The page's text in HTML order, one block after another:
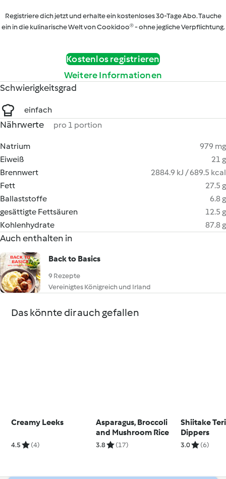
Registriere dich jetzt und erhalte ein kostenloses 30-Tage Abo. Tauche
ein in die kulinarische Welt von Cookidoo® - ohne jegliche Verpflichtung.
Kostenlos registrieren
Weitere Informationen
Schwierigkeitsgrad
einfach
Nährwerte pro 1 portion
Natrium
979 mg
Eiweiß
21 g
Brennwert
2884.9 kJ / 689.5 kcal
Fett
27.5 g
Ballaststoffe
6.8 g
gesättigte Fettsäuren
12.5 g
Kohlenhydrate
87.8 g
Auch enthalten in
Back to Basics
9 Rezepte
Vereinigtes Königreich und Irland
Das könnte dir auch gefallen
Creamy Leeks
4.5 (4)
Asparagus, Broccoli
and Mushroom Rice
3.8 (17)
Shiitake
Dippers
3.0 (6)